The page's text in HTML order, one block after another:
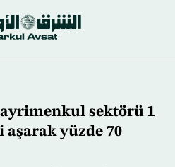
sektörü 1
yüzde 70